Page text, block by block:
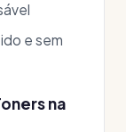
e sem
na